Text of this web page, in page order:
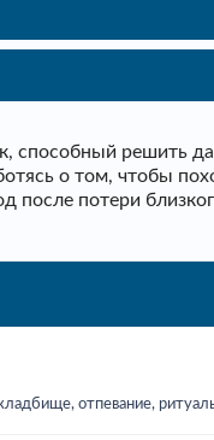
способный решить
о том, чтобы
после потери
отпевание,